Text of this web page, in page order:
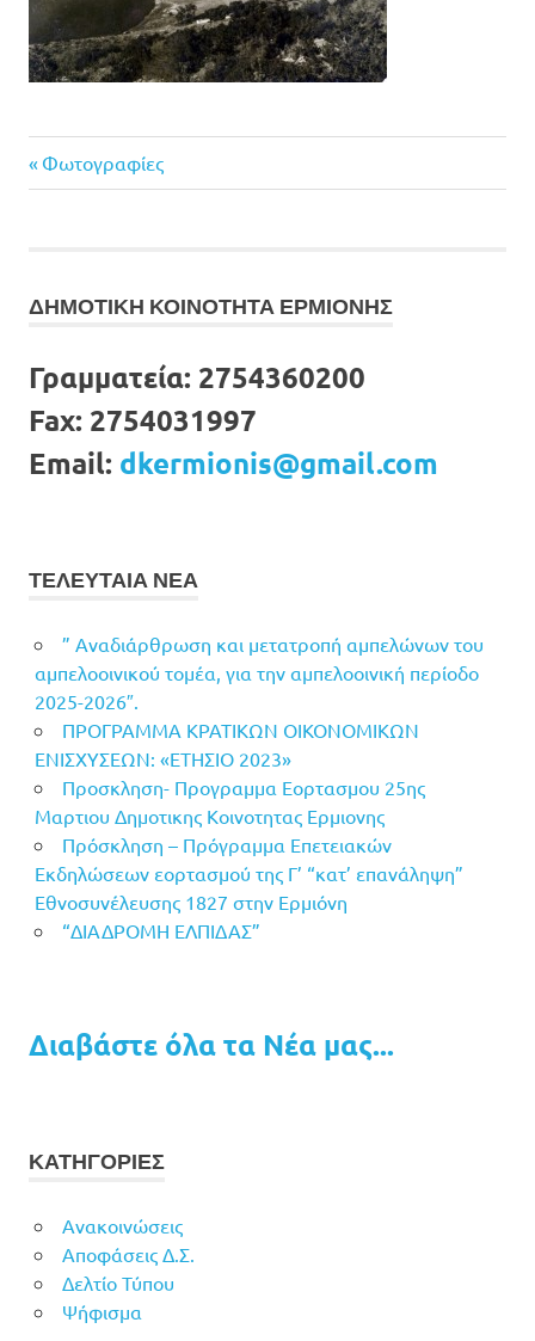
Πλοήγηση
Previous
Post:
Φωτογραφίες
ΔΗΜΟΤΙΚΗ ΚΟΙΝΟΤΗΤΑ ΕΡΜΙΟΝΗΣ
Γραμματεία: 2754360200
Fax: 2754031997
Email: dkermionis@gmail.com
ΤΕΛΕΥΤΑΙΑ ΝΕΑ
” Αναδιάρθρωση και μετατροπή αμπελώνων του
αμπελοοινικού τομέα, για την αμπελοοινική περίοδο
2025-2026″.
ΠΡΟΓΡΑΜΜΑ ΚΡΑΤΙΚΩΝ ΟΙΚΟΝΟΜΙΚΩΝ
ΕΝΙΣΧΥΣΕΩΝ: «ΕΤΗΣΙΟ 2023»
Προσκληση- Προγραμμα Εορτασμου 25ης
Μαρτιου Δημοτικης Κοινοτητας Ερμιονης
Πρόσκληση – Πρόγραμμα Επετειακών
Εκδηλώσεων εορτασμού της Γ’ “κατ’ επανάληψη”
Εθνοσυνέλευσης 1827 στην Ερμιόνη
“ΔΙΑΔΡΟΜΗ ΕΛΠΙΔΑΣ”
Διαβάστε όλα τα Νέα μας...
ΚΑΤΗΓΟΡΙΕΣ
Ανακοινώσεις
Αποφάσεις Δ.Σ.
Δελτίο Τύπου
Ψήφισμα